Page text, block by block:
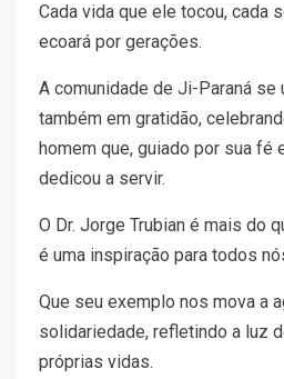
Cada vida que ele tocou, cada
ecoará por gerações.
A comunidade de Ji-Paraná se
também em gratidão,
homem que, guiado por sua fé
dedicou a servir.
O Dr. Jorge Trubian é mais do
é uma inspiração para todos
Que seu exemplo nos mova a
solidariedade, refletindo a luz
próprias vidas.